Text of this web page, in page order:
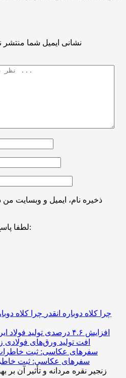
نشانی ایمیل شما منتشر
ذخیره نام، ایمیل و وبسایت
لطفا پاسخ را به عدد انگلیسی وارد کنید:
چرا کلاه دوباره انقدر
افت تولید ورق‌های
سفرهای عکاسی: ثبت
زنجیر نقره مردانه و تأثیر آن بر